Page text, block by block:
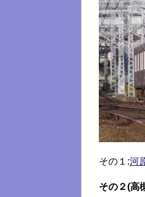
その１:河
その２(高